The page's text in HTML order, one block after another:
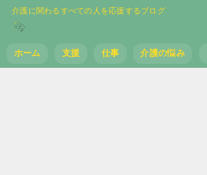
介護に関わるすべての人を応援するブログ
ホーム 支援 仕事 介護の悩み